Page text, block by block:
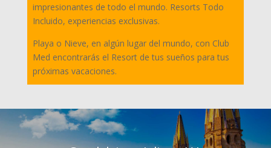
impresionantes de todo el mundo. Resorts Todo
Incluido, experiencias exclusivas.
Playa o Nieve, en algún lugar del mundo, con Club
Med encontrarás el Resort de tus sueños para tus
próximas vacaciones.